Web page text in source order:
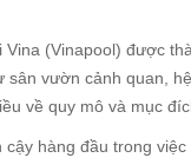
(Vinapool) được
vườn cảnh quan,
về quy mô và mục
hàng đầu trong